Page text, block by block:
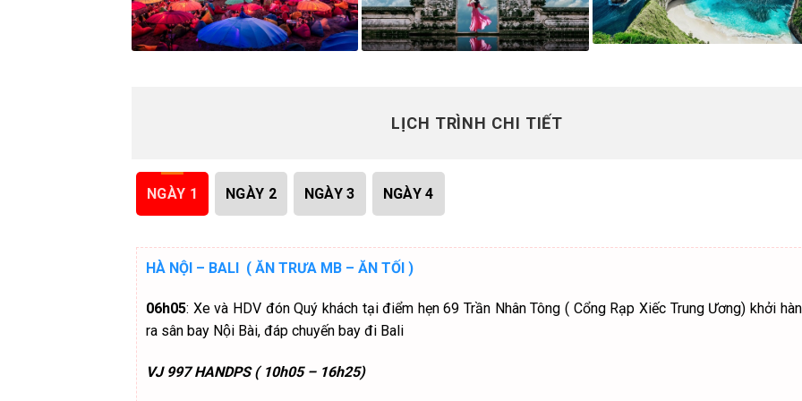
LỊCH TRÌNH CHI TIẾT
NGÀY 1 NGÀY 2 NGÀY 3 NGÀY 4
HÀ NỘI – BALI ( ĂN TRƯA MB – ĂN TỐI )
06h05: Xe và HDV đón Quý khách tại điểm hẹn 69 Trần Nhân Tông ( Cổng Rạp Xiếc Trung Ương) khởi
ra sân bay Nội Bài, đáp chuyến bay đi Bali
VJ 997 HANDPS ( 10h05 – 16h25)